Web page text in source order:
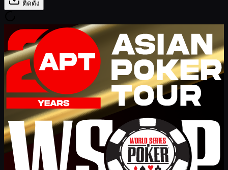
ติดตั้ง